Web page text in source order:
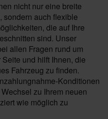
nicht nur eine breite
sondern auch flexible
die auf Ihre
sind. Unser
allen Fragen rund um
und hilft Ihnen, die
Fahrzeug zu finden.
Konditionen
zu Ihrem neuen
wie möglich zu